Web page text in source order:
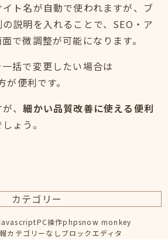
イト名が自動で使われますが、ブ
説明を入れることで、SEO・ア
で微調整が可能になります。
括で変更したい場合は
便利です。
が、細かい品質改善に使える便利
ょう。
カテゴリー
PC操作phpsnow monkey
カテゴリーなしブロックエディタ